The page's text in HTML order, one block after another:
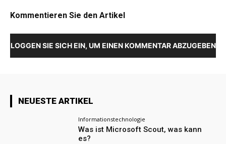
Kommentieren Sie den Artikel
LOGGEN SIE SICH EIN, UM EINEN KOMMENTAR ABZUGEBEN
NEUESTE ARTIKEL
Informationstechnologie
Was ist Microsoft Scout, was kann
es?